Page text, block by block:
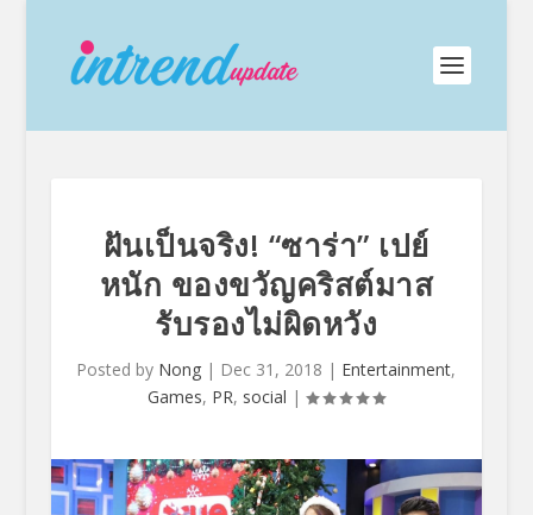
ฝันเป็นจริง! “ซาร่า” เปย์
หนัก ของขวัญคริสต์มาส
รับรองไม่ผิดหวัง
Posted by Nong | Dec 31, 2018 | Entertainment,
Games, PR, social |